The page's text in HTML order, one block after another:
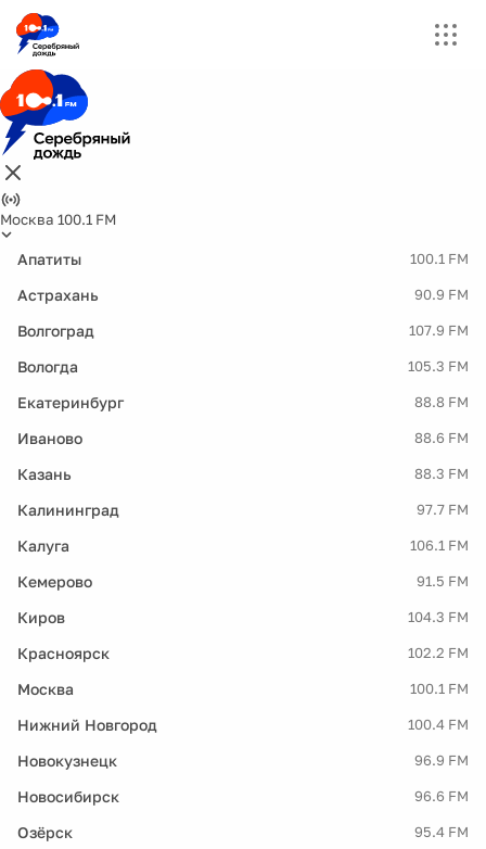
Москва 100.1 FM
Апатиты 100.1 FM
Астрахань 90.9 FM
Волгоград 107.9 FM
Вологда 105.3 FM
Екатеринбург 88.8 FM
Иваново 88.6 FM
Казань 88.3 FM
Калининград 97.7 FM
Калуга 106.1 FM
Кемерово 91.5 FM
Киров 104.3 FM
Красноярск 102.2 FM
Москва 100.1 FM
Нижний Новгород 100.4 FM
Новокузнецк 96.9 FM
Новосибирск 96.6 FM
Озёрск 95.4 FM